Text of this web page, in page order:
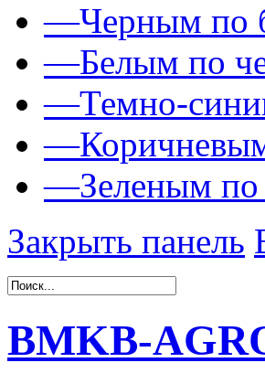
—Черным по
—Белым по
—Темно-
—
—Зеленым
Закрыть панель
BMKB-